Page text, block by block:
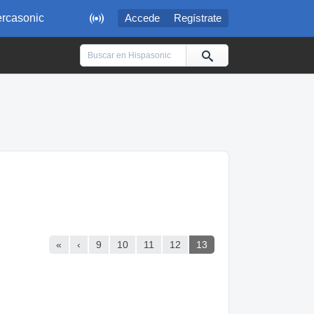
 Accede Regístrate
« ‹ 9 10 11 12 13